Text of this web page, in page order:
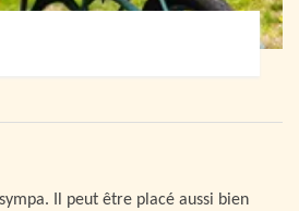
Il peut être placé aussi bien